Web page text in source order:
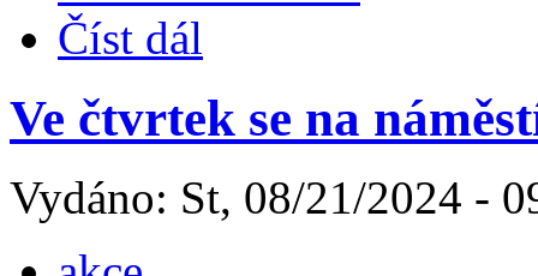
Číst dál
Ve čtvrtek se na
Vydáno: St, 08/21/2024 -